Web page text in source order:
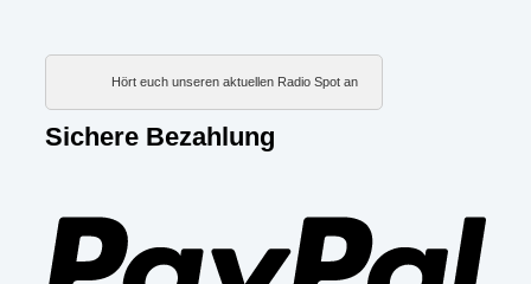
Hört euch unseren aktuellen Radio Spot an
Sichere Bezahlung